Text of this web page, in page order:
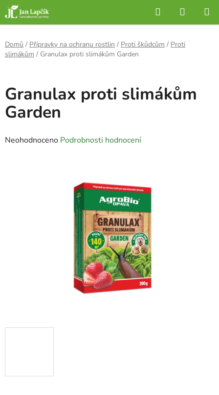
Přejít
na
obsah
Hledat
KOŠÍK
Domů / Přípravky na ochranu rostlin / Proti škůdcům / Proti
slimákům / Granulax proti slimákům Garden
Granulax proti slimákům
Garden
Průměrné
Neohodnoceno Podrobnosti hodnocení